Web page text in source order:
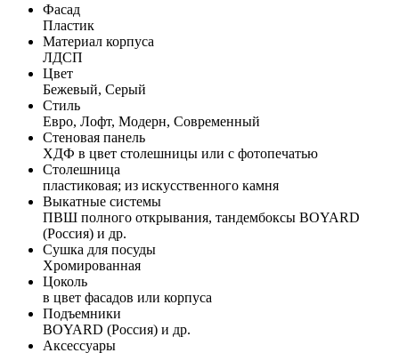
Фасад
Пластик
Материал корпуса
ЛДСП
Цвет
Бежевый, Серый
Стиль
Евро, Лофт, Модерн, Современный
Стеновая панель
ХДФ в цвет столешницы или с фотопечатью
Столешница
пластиковая; из искусственного камня
Выкатные системы
ПВШ полного открывания, тандембоксы BOYARD
(Россия) и др.
Сушка для посуды
Хромированная
Цоколь
в цвет фасадов или корпуса
Подъемники
BOYARD (Россия) и др.
Аксессуары